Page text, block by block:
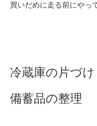
買いだめに走る前にやっ
冷蔵庫の片づけ
備蓄品の整理